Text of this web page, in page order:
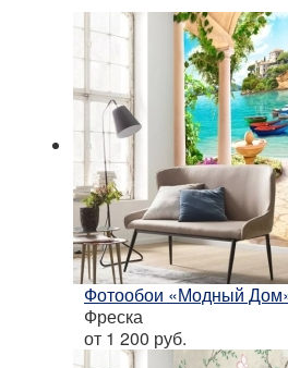
Фотообои «Модный
Фреска
от 1 200 руб.